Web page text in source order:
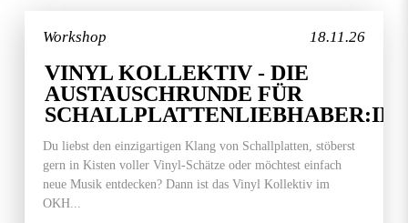
18.11.26
Workshop
VINYL KOLLEKTIV - DIE
AUSTAUSCHRUNDE FÜR
Du liebst den einzigartigen Klang von Schallplatten, stöberst
gern in Kisten voller Vinyl-Schätze oder möchtest einfach
neue Musik entdecken? Dann ist das Vinyl Kollektiv im
OKH...